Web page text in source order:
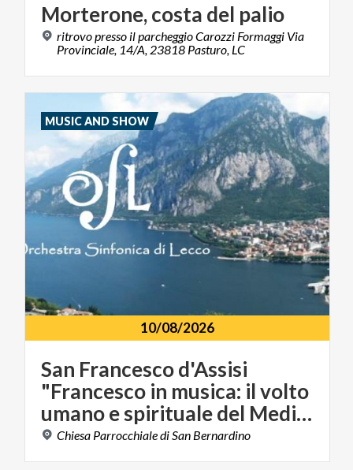
Morterone,costa del palio
ritrovo presso il parcheggio Carozzi Formaggi Via
Provinciale, 14/A, 23818 Pasturo, LC
10/08/2026
San Francesco d'Assisi
"Francesco in musica: il volto
umano e spirituale del Medioevo"
Chiesa ParrocchialediSan Bernardino
MUSIC AND SHOW